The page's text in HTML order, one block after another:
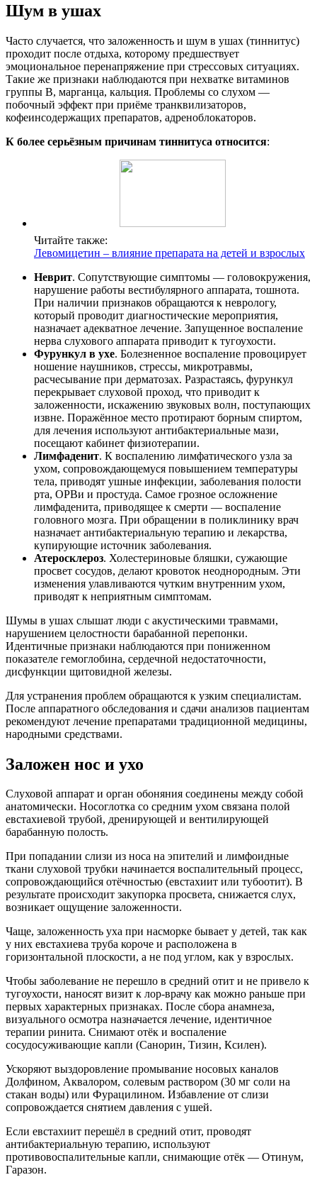
Шум в ушах
Часто случается, что заложенность и шум в ушах (тиннитус)
проходит после отдыха, которому предшествует
эмоциональное перенапряжение при стрессовых ситуациях.
Такие же признаки наблюдаются при нехватке витаминов
группы B, марганца, кальция. Проблемы со слухом —
побочный эффект при приёме транквилизаторов,
кофеинсодержащих препаратов, адреноблокаторов.
К более серьёзным причинам тиннитуса относится:
Читайте также:
Левомицетин – влияние препарата на детей и взрослых
Неврит. Сопутствующие симптомы — головокружения,
нарушение работы вестибулярного аппарата, тошнота.
При наличии признаков обращаются к неврологу,
который проводит диагностические мероприятия,
назначает адекватное лечение. Запущенное воспаление
нерва слухового аппарата приводит к тугоухости.
Фурункул в ухе. Болезненное воспаление провоцирует
ношение наушников, стрессы, микротравмы,
расчесывание при дерматозах. Разрастаясь, фурункул
перекрывает слуховой проход, что приводит к
заложенности, искажению звуковых волн, поступающих
извне. Поражённое место протирают борным спиртом,
для лечения используют антибактериальные мази,
посещают кабинет физиотерапии.
Лимфаденит. К воспалению лимфатического узла за
ухом, сопровождающемуся повышением температуры
тела, приводят ушные инфекции, заболевания полости
рта, ОРВи и простуда. Самое грозное осложнение
лимфаденита, приводящее к смерти — воспаление
головного мозга. При обращении в поликлинику врач
назначает антибактериальную терапию и лекарства,
купирующие источник заболевания.
Атеросклероз. Холестериновые бляшки, сужающие
просвет сосудов, делают кровоток неоднородным. Эти
изменения улавливаются чутким внутренним ухом,
приводят к неприятным симптомам.
Шумы в ушах слышат люди с акустическими травмами,
нарушением целостности барабанной перепонки.
Идентичные признаки наблюдаются при пониженном
показателе гемоглобина, сердечной недостаточности,
дисфункции щитовидной железы.
Для устранения проблем обращаются к узким специалистам.
После аппаратного обследования и сдачи анализов пациентам
рекомендуют лечение препаратами традиционной медицины,
народными средствами.
Заложен нос и ухо
Слуховой аппарат и орган обоняния соединены между собой
анатомически. Носоглотка со средним ухом связана полой
евстахиевой трубой, дренирующей и вентилирующей
барабанную полость.
При попадании слизи из носа на эпителий и лимфоидные
ткани слуховой трубки начинается воспалительный процесс,
сопровождающийся отёчностью (евстахиит или тубоотит). В
результате происходит закупорка просвета, снижается слух,
возникает ощущение заложенности.
Чаще, заложенность уха при насморке бывает у детей, так как
у них евстахиева труба короче и расположена в
горизонтальной плоскости, а не под углом, как у взрослых.
Чтобы заболевание не перешло в средний отит и не привело к
тугоухости, наносят визит к лор-врачу как можно раньше при
первых характерных признаках. После сбора анамнеза,
визуального осмотра назначается лечение, идентичное
терапии ринита. Снимают отёк и воспаление
сосудосуживающие капли (Санорин, Тизин, Ксилен).
Ускоряют выздоровление промывание носовых каналов
Долфином, Аквалором, солевым раствором (30 мг соли на
стакан воды) или Фурацилином. Избавление от слизи
сопровождается снятием давления с ушей.
Если евстахиит перешёл в средний отит, проводят
антибактериальную терапию, используют
противовоспалительные капли, снимающие отёк — Отинум,
Гаразон.